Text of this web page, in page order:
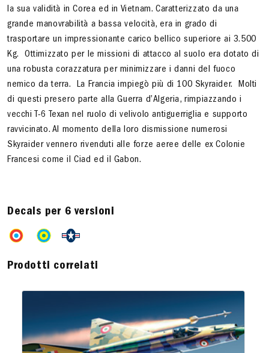
la sua validità in Corea ed in Vietnam. Caratterizzato da una
grande manovrabilità a bassa velocità, era in grado di
trasportare un impressionante carico bellico superiore ai 3.500
Kg. Ottimizzato per le missioni di attacco al suolo era dotato di
una robusta corazzatura per minimizzare i danni del fuoco
nemico da terra. La Francia impiegò più di 100 Skyraider. Molti
di questi presero parte alla Guerra d’Algeria, rimpiazzando i
vecchi T-6 Texan nel ruolo di velivolo antiguerriglia e supporto
ravvicinato. Al momento della loro dismissione numerosi
Skyraider vennero rivenduti alle forze aeree delle ex Colonie
Francesi come il Ciad ed il Gabon.
Decals per 6 versioni
Prodotti correlati